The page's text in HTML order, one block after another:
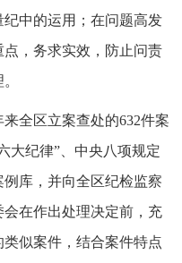
中的运用；在问题高发
，务求实效，防止问责
全区立案查处的632件案
大纪律”、中央八项规定
库，并向全区纪检监察
在作出处理决定前，充
似案件，结合案件特点